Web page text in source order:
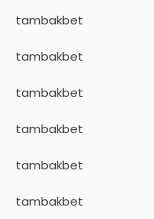
tambakbet
tambakbet
tambakbet
tambakbet
tambakbet
tambakbet